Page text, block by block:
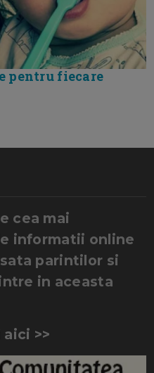
pentru fiecare
cea mai
informatii online
parintilor si
in aceasta
>>